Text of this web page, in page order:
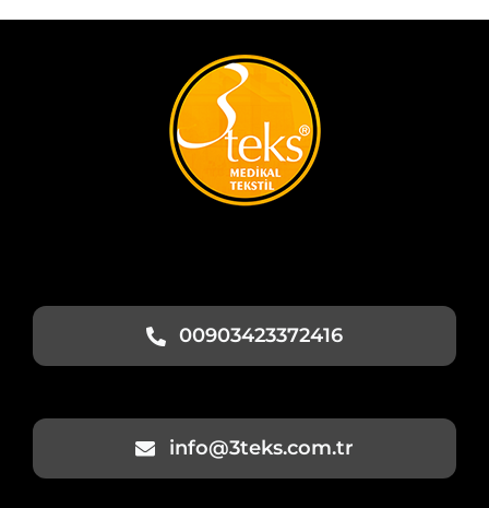
00903423372416
info@3teks.com.tr